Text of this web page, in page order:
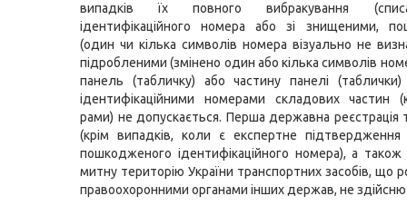
випадків їх повного вибракування
ідентифікаційного номера або зі знищеними,
(один чи кілька символів номера візуально не
підробленими (змінено один або кілька символів
панель (табличку) або частину панелі
ідентифікаційними номерами складових частин
рами) не допускається. Перша державна реєстрація
(крім випадків, коли є експертне підтвердження
пошкодженого ідентифікаційного номера), а
митну територію України транспортних засобів, що
правоохоронними органами інших держав, не